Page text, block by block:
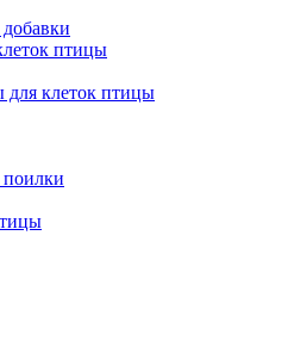
птицы
для клеток птицы